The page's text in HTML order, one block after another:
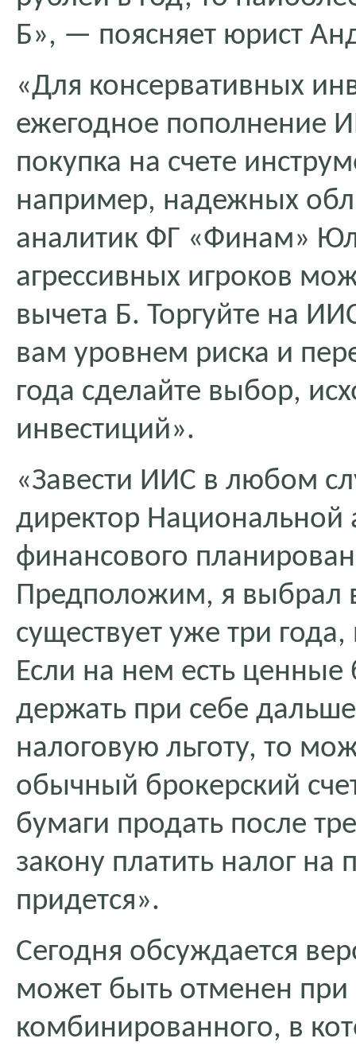
Б», — поясняет юрист
«Для консервативных
ежегодное пополнение
покупка на счете
например, надежных
аналитик ФГ «Финам»
агрессивных игроков
вычета Б. Торгуйте на
вам уровнем риска и
года сделайте выбор,
инвестиций».
«Завести ИИС в любом
директор Национальной
финансового
Предположим, я выбрал
существует уже три
Если на нем есть
держать при себе
налоговую льготу, то
обычный брокерский
бумаги продать после
закону платить налог
придется».
Сегодня обсуждается
может быть отменен
комбинированного, в